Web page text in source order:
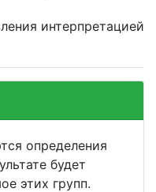
интерпретацией
определения
будет
этих групп.